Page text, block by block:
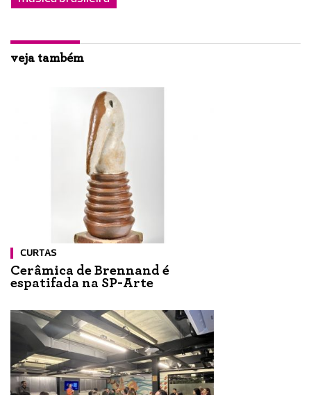
veja também
CURTAS
Cerâmica de Brennand é
espatifada na SP-Arte